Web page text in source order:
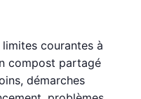
courantes à
compost partagé
démarches